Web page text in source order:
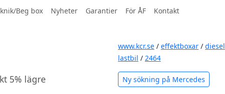
Beg box Nyheter Garantier För ÅF Kontakt
5% lägre
www.kcr.se / effektboxar / diesel
lastbil / 2464
Ny sökning på Mercedes